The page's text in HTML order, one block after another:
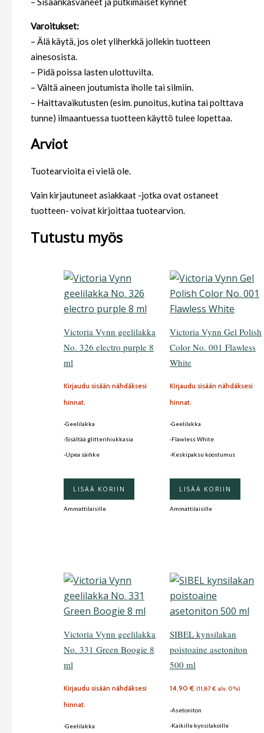
Varoitukset:
– Älä käytä, jos olet yliherkkä jollekin tuotteen
ainesosista.
– Pidä poissa lasten ulottuvilta.
– Vältä aineen joutumista iholle tai silmiin.
– Haittavaikutusten (esim. punoitus, kutina tai polttava
tunne) ilmaantuessa tuotteen käyttö tulee lopettaa.
Arviot
Tuotearvioita ei vielä ole.
Vain kirjautuneet asiakkaat -jotka ovat ostaneet
tuotteen- voivat kirjoittaa tuotearvion.
Tutustu myös
Victoria Vynn geelilakka
No. 326 electro purple 8
ml
Kirjaudu sisään nähdäksesi
hinnat.
-Geelilakka
-Sisältää glitterihiukkasia
-Upea säihke
LISÄÄ KORIIN
Ammattilaisille
Victoria Vynn Gel Polish
Color No. 001 Flawless
White
Kirjaudu sisään nähdäksesi
hinnat.
-Geelilakka
-Flawless White
-Keskipaksu koostumus
LISÄÄ KORIIN
Ammattilaisille
Victoria Vynn geelilakka
No. 331 Green Boogie 8
ml
Kirjaudu sisään nähdäksesi
hinnat.
-Geelilakka
SIBEL kynsilakan
poistoaine asetoniton
500 ml
14,90€ (11,87€ alv. 0%)
-Asetoniton
-Kaikille kynsilakoille